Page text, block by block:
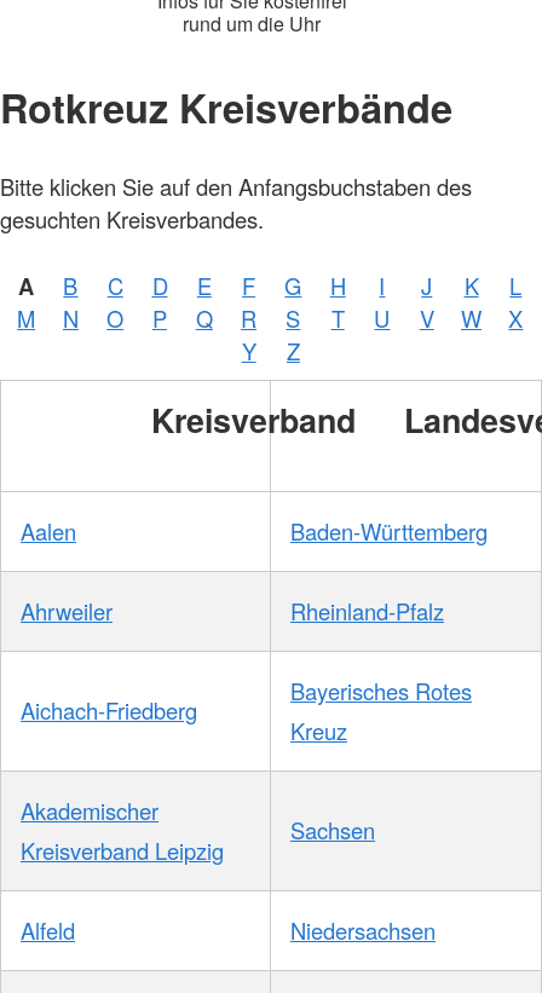
rund um die Uhr
Rotkreuz Kreisverbände
Bitte klicken Sie auf den Anfangsbuchstaben des
gesuchten Kreisverbandes.
A B C D E F G H I J K
L
M
N O P Q R S T U V W
X
Y
Z
Kreisverband
Aalen Baden-Württemberg
Ahrweiler Rheinland-Pfalz
Aichach-Friedberg
Bayerisches Rotes
Kreuz
Akademischer
Kreisverband Leipzig
Sachsen
Alfeld Niedersachsen
Foto:
Zelck /
GmbH